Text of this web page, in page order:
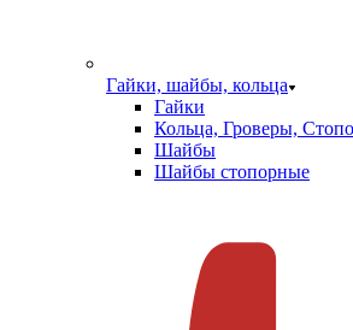
Гайки, шайбы, кольца
Гайки
Кольца, Гроверы,
Шайбы
Шайбы стопорные